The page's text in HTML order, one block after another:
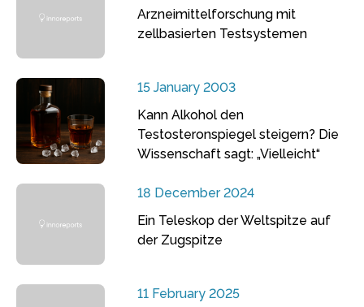
Arzneimittelforschung mit
zellbasierten Testsystemen
15 January 2003
Kann Alkohol den
Testosteronspiegel steigern? Die
Wissenschaft sagt: „Vielleicht“
18 December 2024
Ein Teleskop der Weltspitze auf
der Zugspitze
11 February 2025